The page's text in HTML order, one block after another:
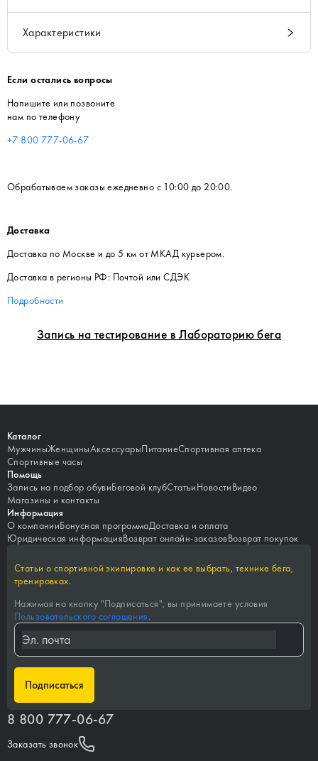
Запись на тестирование в Лабораторию бега
Характеристики
Если остались вопросы
Напишите или позвоните
нам по телефону
+7 800 777-06-67
Обрабатываем заказы ежедневно с 10:00 до 20:00.
Доставка
Доставка по Москве и до 5 км от МКАД курьером.
Доставка в регионы РФ: Почтой или СДЭК
Подробности
Каталог
МужчиныЖенщиныАксессуарыПитаниеСпортивная аптека
Спортивные часы
Помощь
Запись на подбор обувиБеговой клубСтатьиНовостиВидео
Магазины и контакты
Информация
О компанииБонусная программаДоставка и оплата
Юридическая информацияВозврат онлайн-заказовВозврат покупок
Статьи о спортивной экипировке и как ее выбрать, технике бега,
тренировках.
Нажимая на кнопку "Подписаться", вы принимаете условия
Пользовательского соглашения.
Подписаться
8 800 777-06-67
Заказать звонок